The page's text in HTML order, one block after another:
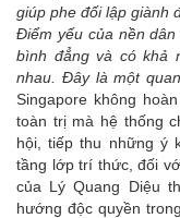
giúp phe đối lập giành
Điểm yếu của nền
bình đẳng và có khả
nhau. Đây là một
Singapore không
toàn trị mà hệ thống
hội, tiếp thu những ý
tầng lớp trí thức, đối
của Lý Quang Diệu
hướng độc quyền